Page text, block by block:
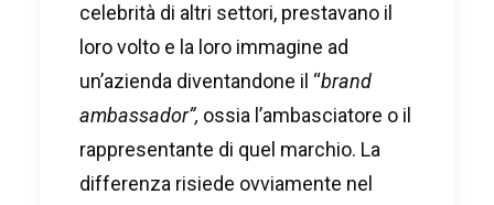
celebrità di altri settori, prestavano il
loro volto e la loro immagine ad
un’azienda diventandone il “brand
ambassador”, ossia l’ambasciatore o il
rappresentante di quel marchio. La
differenza risiede ovviamente nel